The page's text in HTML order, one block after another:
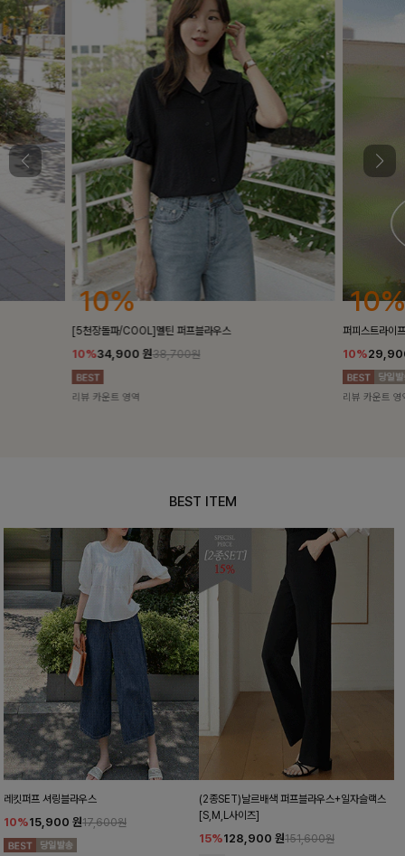
10%
[5천장돌파/COOL]멜틴 퍼프블라우스
10%34,900 원38,700원
리뷰 카운트 영역
10%
퍼피스트라이
10%
리뷰 카운트 영
BEST ITEM
레킷퍼프 셔링블라우스
10%15,900 원17,600원
(2종SET)날르배색 퍼프블라우스+일자슬랙스
[S,M,L사이즈]
15%128,900 원151,600원